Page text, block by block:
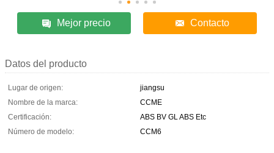
Mejor precio Contacto
Datos del producto
Lugar de origen:
jiangsu
Nombre de la marca:
CCME
Certificación:
ABS BV GL ABS Etc
Número de modelo:
CCM6